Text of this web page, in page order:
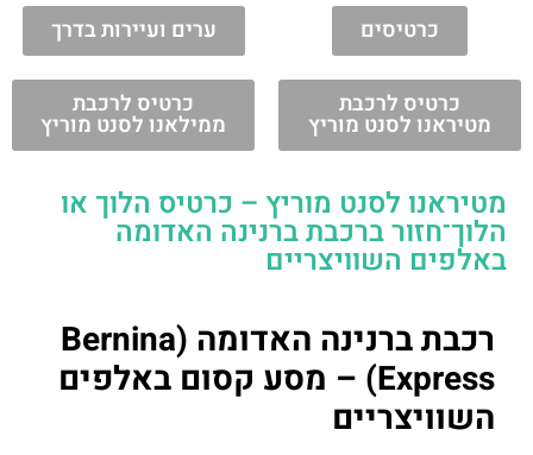
כרטיסים ערים ועיירות בדרך
כרטיס לרכבת
מטיראנו לסנט מוריץ
כרטיס לרכבת
ממילאנו לסנט מוריץ
מטיראנו לסנט מוריץ – כרטיס הלוך או
הלוך־חזור ברכבת ברנינה האדומה
באלפים השוויצריים
רכבת ברנינה האדומה (Bernina
Express) – מסע קסום באלפים
השוויצריים